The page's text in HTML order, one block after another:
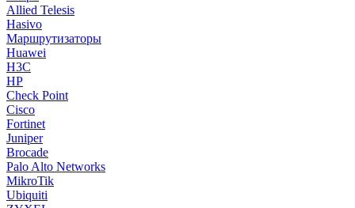
Allied Telesis
Hasivo
Маршрутизаторы
Huawei
H3C
HP
Check Point
Cisco
Fortinet
Juniper
Brocade
Palo Alto Networks
MikroTik
Ubiquiti